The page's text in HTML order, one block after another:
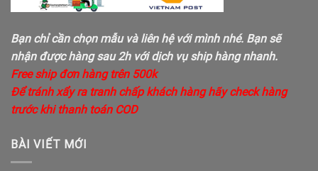
Bạn chỉ cần chọn mẫu và liên hệ với mình nhé. Bạn sẽ
nhận được hàng sau 2h với dịch vụ ship hàng nhanh.
Free ship đơn hàng trên 500k
Để tránh xẩy ra tranh chấp khách hàng hãy check hàng
trước khi thanh toán COD
BÀI VIẾT MỚI